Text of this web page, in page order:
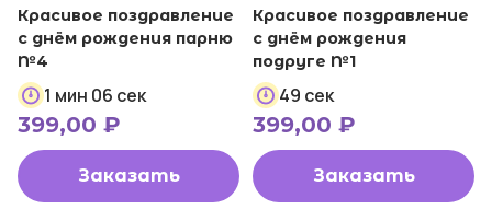
Красивое поздравление
с днём рождения парню
№4
1 мин 06 сек
399,00 ₽
Заказать
Красивое поздравление
с днём рождения
подруге №1
49 сек
399,00 ₽
Заказать